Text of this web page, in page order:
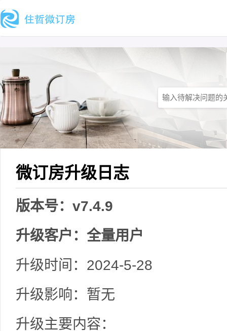
微订房升级日志
版本号：v7.4.9
升级客户：全量用户
升级时间：2024-5-28
升级影响：暂无
升级主要内容：